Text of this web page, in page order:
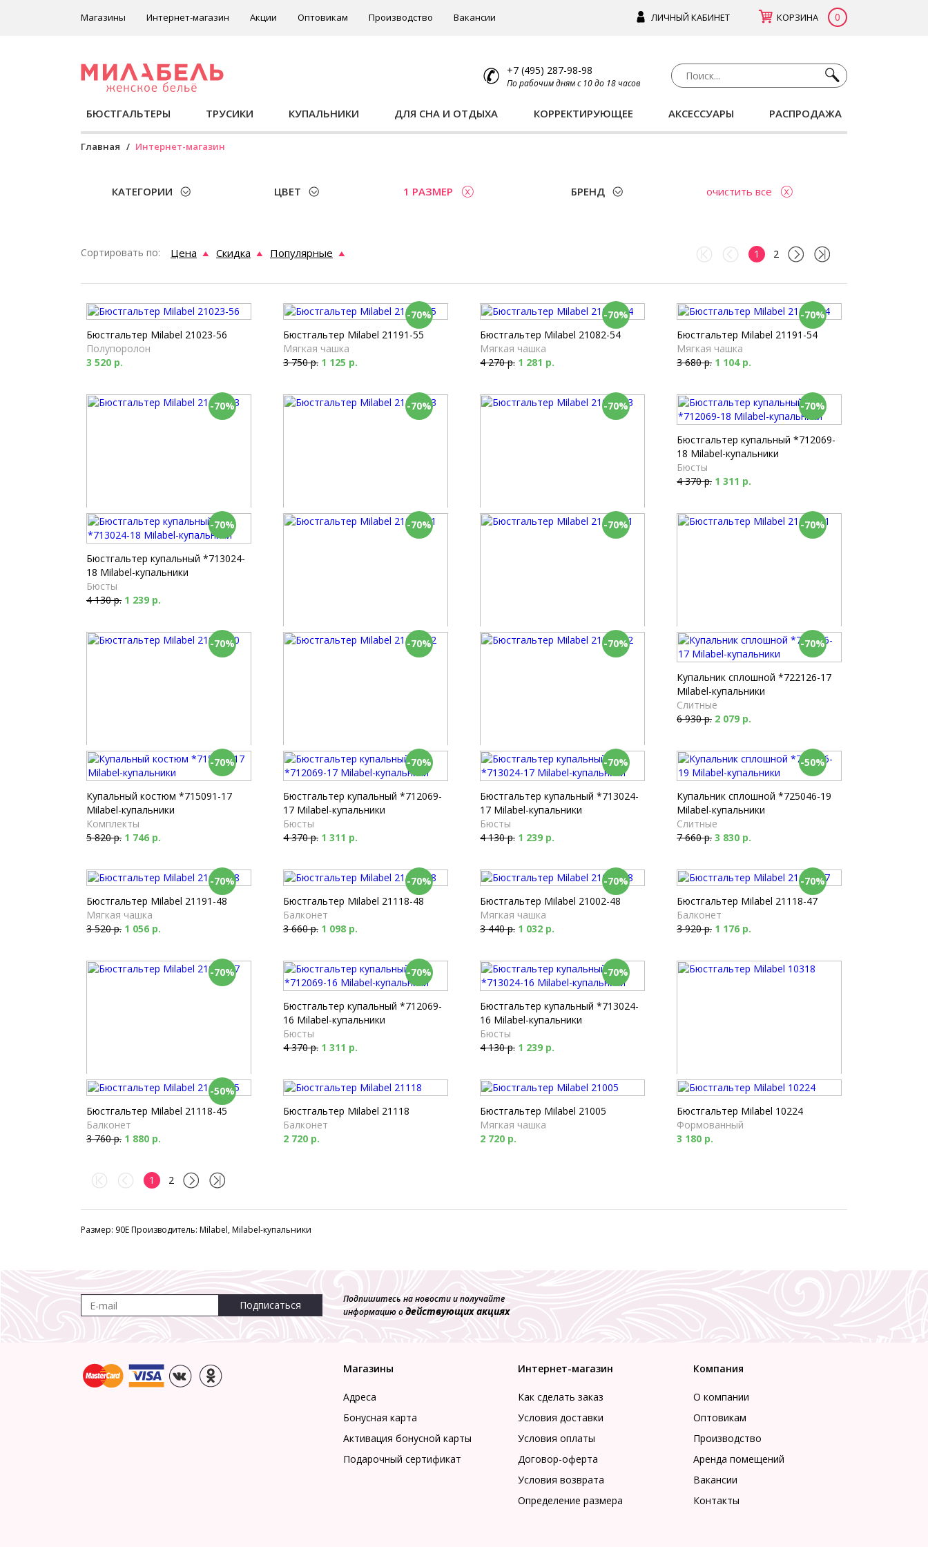
ЛИЧНЫЙ КАБИНЕТ КОРЗИНА 0
Магазины Интернет-магазин Акции Оптовикам Производство Вакансии
+7 (495) 287-98-98
По рабочим дням с 10 до 18 часов
БЮСТГАЛЬТЕРЫ ТРУСИКИ КУПАЛЬНИКИ ДЛЯ СНА И ОТДЫХА КОРРЕКТИРУЮЩЕЕ АКСЕССУАРЫ РАСПРОДАЖА
Главная Интернет-магазин
КАТЕГОРИИ ЦВЕТ 1 РАЗМЕР БРЕНД очистить все
Сортировать по: Цена Скидка Популярные 1 2
Бюстгальтер Milabel 21023-56
Полупоролон
3 520 р.
-70%
Бюстгальтер Milabel 21191-55
Мягкая чашка
3 750 р. 1 125 р.
-70%
Бюстгальтер Milabel 21082-54
Мягкая чашка
4 270 р. 1 281 р.
-70%
Бюстгальтер Milabel 21191-54
Мягкая чашка
3 680 р. 1 104 р.
-70%
Бюстгальтер Milabel 21191-53
Мягкая чашка
4 080 р. 1 224 р.
-70%
Бюстгальтер Milabel 21118-53
-70%
Бюстгальтер Milabel 21002-53
-70%
Бюстгальтер купальный *712069-
18 Milabel-купальники
Бюсты
4 370 р. 1 311 р.
-70%
Бюстгальтер купальный *713024-
18 Milabel-купальники
Бюсты
4 130 р. 1 239 р.
-70%
Бюстгальтер Milabel 21002-51
-70%
Бюстгальтер Milabel 21191-51
-70%
Бюстгальтер Milabel 21118-51
Балконет
4 400 р. 1 320 р.
-70%
Бюстгальтер Milabel 21082-50
Мягкая чашка
4 590 р. 1 377 р.
-70%
Бюстгальтер Milabel 21118-52
Балконет
4 020 р. 1 206 р.
-70%
Бюстгальтер Milabel 21005-52
Мягкая чашка
3 940 р. 1 182 р.
-70%
Купальник сплошной *722126-17
Milabel-купальники
Слитные
6 930 р. 2 079 р.
-70%
Купальный костюм *715091-17
Milabel-купальники
Комплекты
5 820 р. 1 746 р.
-70%
Бюстгальтер купальный *712069-
17 Milabel-купальники
Бюсты
4 370 р. 1 311 р.
-70%
Бюстгальтер купальный *713024-
17 Milabel-купальники
Бюсты
4 130 р. 1 239 р.
-50%
Купальник сплошной *725046-19
Milabel-купальники
Слитные
7 660 р. 3 830 р.
-70%
Бюстгальтер Milabel 21191-48
Мягкая чашка
3 520 р. 1 056 р.
-70%
Бюстгальтер Milabel 21118-48
Балконет
3 660 р. 1 098 р.
-70%
Бюстгальтер Milabel 21002-48
Мягкая чашка
3 440 р. 1 032 р.
-70%
Бюстгальтер Milabel 21118-47
Балконет
3 920 р. 1 176 р.
-70%
Бюстгальтер Milabel 21005-47
Мягкая чашка
3 800 р. 1 140 р.
-70%
Бюстгальтер купальный *712069-
16 Milabel-купальники
Бюсты
4 370 р. 1 311 р.
-70%
Бюстгальтер купальный *713024-
16 Milabel-купальники
Бюсты
4 130 р. 1 239 р.
Бюстгальтер Milabel 10318
Балконет
1 670 р.
-50%
Бюстгальтер Milabel 21118-45
Балконет
3 760 р. 1 880 р.
Бюстгальтер Milabel 21118
Балконет
2 720 р.
Бюстгальтер Milabel 21005
Мягкая чашка
2 720 р.
Бюстгальтер Milabel 10224
Формованный
3 180 р.
1 2
Размер: 90E Производитель: Milabel, Milabel-купальники
Подписаться
Подпишитесь на новости и получайте
информацию одействующих акциях
Магазины
Адреса
Бонусная карта
Активация бонусной карты
Подарочный сертификат
Интернет-магазин
Как сделать заказ
Условия доставки
Условия оплаты
Договор-оферта
Условия возврата
Определение размера
Компания
О компании
Оптовикам
Производство
Аренда помещений
Вакансии
Контакты